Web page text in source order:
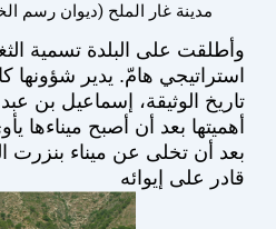
. مدينة غار الملح (ديوان رسم
وأطلقت على البلدة تسمية
استراتيجي هامّ. يدير شؤونها
تاريخ الوثيقة، إسماعيل بن
أهميتها بعد أن أصبح ميناءها
بعد أن تخلى عن ميناء بنزرت
قادر على إيوائه